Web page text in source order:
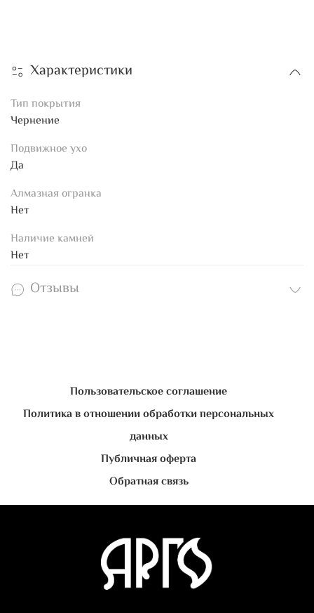
Характеристики
Тип покрытия
Чернение
Подвижное ухо
Да
Алмазная огранка
Нет
Наличие камней
Нет
Отзывы
Пользовательское соглашение
Политика в отношении обработки персональных
данных
Публичная оферта
Обратная связь